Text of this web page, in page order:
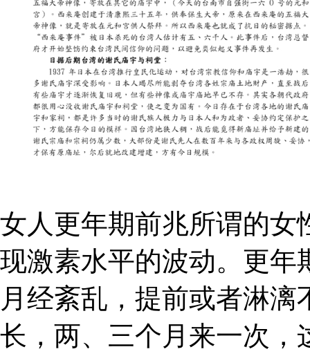
女人更年期前兆所谓的女
现激素水平的波动。更年
月经紊乱，提前或者淋
长，两、三个月来一次，